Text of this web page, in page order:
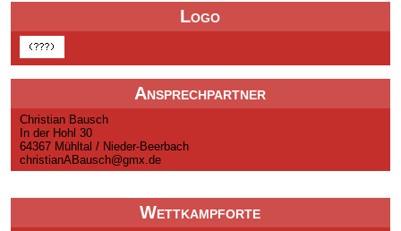
Logo
Ansprechpartner
Christian Bausch
In der Hohl 30
64367 Mühltal / Nieder-Beerbach
christianABausch@gmx.de
Wettkampforte